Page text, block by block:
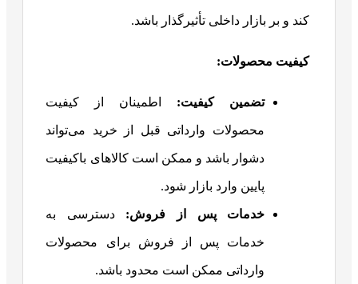
کند و بر بازار داخلی تأثیرگذار باشد.
کیفیت محصولات:
تضمین کیفیت: اطمینان از کیفیت
محصولات وارداتی قبل از خرید می‌تواند
دشوار باشد و ممکن است کالاهای باکیفیت
پایین وارد بازار شود.
خدمات پس از فروش: دسترسی به
خدمات پس از فروش برای محصولات
وارداتی ممکن است محدود باشد.